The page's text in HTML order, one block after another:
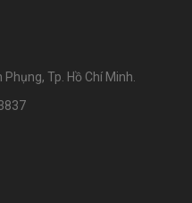
Tp. Hồ Chí Minh.